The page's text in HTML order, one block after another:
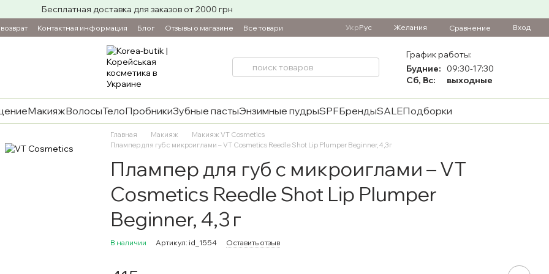
Бесплатная доставка для заказов от 2000 грн
Контактная информация Блог Отзывы о магазине Все товари УкрРус Желания Сравнение Вход
График работы:
Будние: 09:30-17:30
Сб, Вс:
выходные
МакияжВолосыТелоПробникиЗубные пастыЭнзимные пудрыSPFБрендыSALEПодборки
Главная Макияж
Макияж VT Cosmetics
Плампер для губ с микроиглами – VT Cosmetics Reedle Shot Lip Plumper Beginner, 4,3 г
Плампер для губ с микроиглами – VT
Cosmetics Reedle Shot Lip Plumper
Beginner, 4,3 г
В наличии Артикул: id_1554 Оставить отзыв